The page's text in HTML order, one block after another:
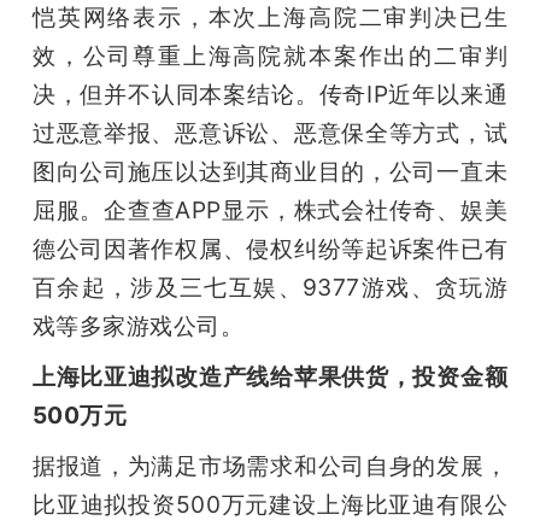
恺英网络表示，本次上海高院二审判决已生
效，公司尊重上海高院就本案作出的二审判
决，但并不认同本案结论。传奇IP近年以来通
过恶意举报、恶意诉讼、恶意保全等方式，试
图向公司施压以达到其商业目的，公司一直未
屈服。企查查APP显示，株式会社传奇、娱美
德公司因著作权属、侵权纠纷等起诉案件已有
百余起，涉及三七互娱、9377游戏、贪玩游
戏等多家游戏公司。
上海比亚迪拟改造产线给苹果供货，投资金额
500万元
据报道，为满足市场需求和公司自身的发展，
比亚迪拟投资500万元建设上海比亚迪有限公